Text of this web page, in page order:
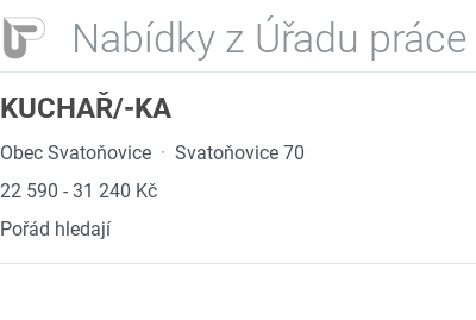
Nabídky z Úřadu práce
KUCHAŘ/-KA
Obec Svatoňovice · Svatoňovice 70
22 590 - 31 240 Kč
Pořád hledají